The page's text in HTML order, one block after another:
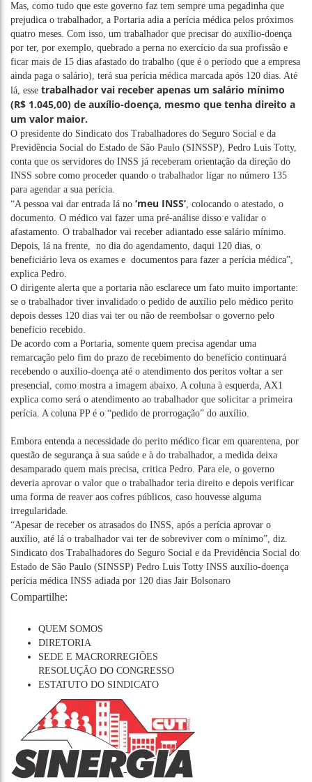
Mas, como tudo que este governo faz tem sempre uma pegadinha que
prejudica o trabalhador, a Portaria adia a perícia médica pelos próximos
quatro meses. Com isso, um trabalhador que precisar do auxílio-doença
por ter, por exemplo, quebrado a perna no exercício da sua profissão e
ficar mais de 15 dias afastado do trabalho (que é o período que a empresa
ainda paga o salário), terá sua perícia médica marcada após 120 dias. Até
lá, esse trabalhador vai receber apenas um salário mínimo
(R$ 1.045,00) de auxílio-doença, mesmo que tenha direito a
um valor maior.
O presidente do Sindicato dos Trabalhadores do Seguro Social e da
Previdência Social do Estado de São Paulo (SINSSP), Pedro Luis Totty,
conta que os servidores do INSS já receberam orientação da direção do
INSS sobre como proceder quando o trabalhador ligar no número 135
para agendar a sua perícia.
“A pessoa vai dar entrada lá no ‘meu INSS’, colocando o atestado, o
documento. O médico vai fazer uma pré-análise disso e validar o
afastamento. O trabalhador vai receber adiantado esse salário mínimo.
Depois, lá na frente, no dia do agendamento, daqui 120 dias, o
beneficiário leva os exames e documentos para fazer a perícia médica”,
explica Pedro.
O dirigente alerta que a portaria não esclarece um fato muito importante:
se o trabalhador tiver invalidado o pedido de auxílio pelo médico perito
depois desses 120 dias vai ter ou não de reembolsar o governo pelo
benefício recebido.
De acordo com a Portaria, somente quem precisa agendar uma
remarcação pelo fim do prazo de recebimento do benefício continuará
recebendo o auxílio-doença até o atendimento dos peritos voltar a ser
presencial, como mostra a imagem abaixo. A coluna à esquerda, AX1
explica como será o atendimento ao trabalhador que solicitar a primeira
perícia. A coluna PP é o “pedido de prorrogação” do auxílio.
Embora entenda a necessidade do perito médico ficar em quarentena, por
questão de segurança à sua saúde e à do trabalhador, a medida deixa
desamparado quem mais precisa, critica Pedro. Para ele, o governo
deveria aprovar o valor que o trabalhador teria direito e depois verificar
uma forma de reaver aos cofres públicos, caso houvesse alguma
irregularidade.
“Apesar de receber os atrasados do INSS, após a perícia aprovar o
auxílio, até lá o trabalhador vai ter de sobreviver com o mínimo”, diz.
Sindicato dos Trabalhadores do Seguro Social e da Previdência Social do
Estado de São Paulo (SINSSP) Pedro Luis Totty INSS auxílio-doença
perícia médica INSS adiada por 120 dias Jair Bolsonaro
Compartilhe:
QUEM SOMOS
DIRETORIA
SEDE E MACRORREGIÕES
RESOLUÇÃO DO CONGRESSO
ESTATUTO DO SINDICATO